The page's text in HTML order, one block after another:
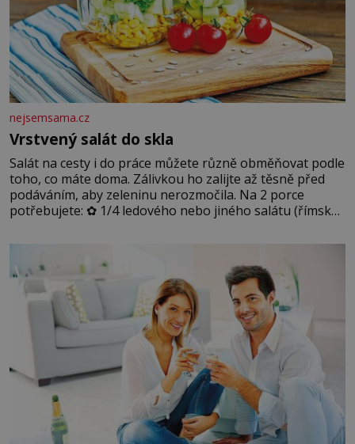
nejsemsama.cz
Vrstvený salát do skla
Salát na cesty i do práce můžete různě obměňovat podle
toho, co máte doma. Zálivkou ho zalijte až těsně před
podáváním, aby zeleninu nerozmočila. Na 2 porce
potřebujete: ✿ 1/4 ledového nebo jiného salátu (římský
okurky ✿ 2 rajčata Zálivka: ✿ 4 lžíce olivového oleje ✿ 1
lžíci citronové šťávy ✿ ½ stroužku